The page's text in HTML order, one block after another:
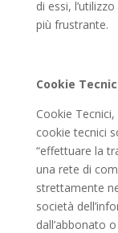
di essi,
più frustrante.
Cookie
Cookie
cookie tecnici
“effettuare la
una rete di
strettamente
società
dall’abbonato